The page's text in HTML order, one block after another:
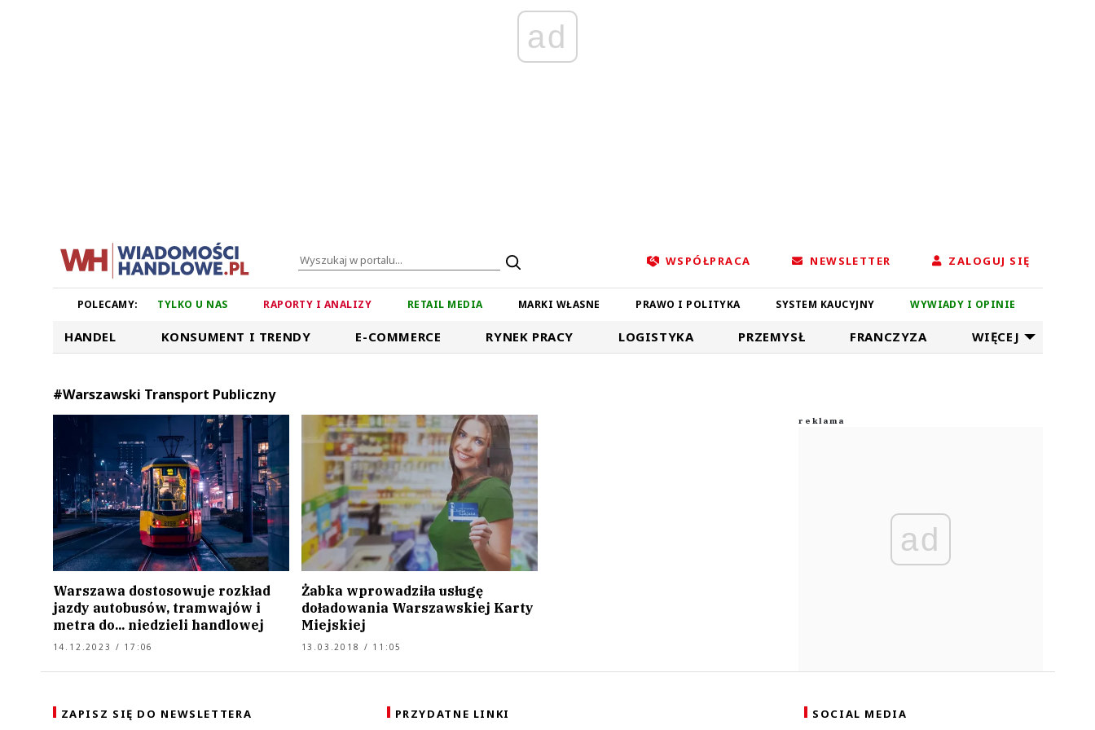
ad
WSPÓŁPRACA NEWSLETTER ZALOGUJ SIĘ
POLECAMY: TYLKO U NAS RAPORTY I ANALIZY RETAIL MEDIA MARKI WŁASNE PRAWO I POLITYKA SYSTEM KAUCYJNY WYWIADY I OPINIE
HANDEL KONSUMENT I TRENDY E-COMMERCE RYNEK PRACY LOGISTYKA PRZEMYSŁ FRANCZYZA WIĘCEJ
#Warszawski Transport Publiczny
Warszawa dostosowuje rozkład
jazdy autobusów, tramwajów i
metra do... niedzieli handlowej
14.12.2023 / 17:06
Żabka wprowadziła usługę
doładowania Warszawskiej Karty
Miejskiej
13.03.2018 / 11:05
ad
ZAPISZ SIĘ DO NEWSLETTERA PRZYDATNE LINKI SOCIAL MEDIA